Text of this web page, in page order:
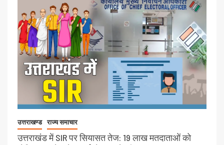
उत्तराखण्ड राज्य समाचार
उत्तराखंड में SIR पर सियासत तेज: 19 लाख मतदाताओं को